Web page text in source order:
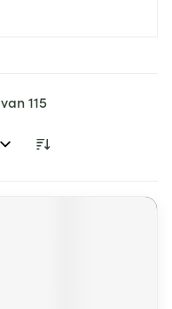
van115